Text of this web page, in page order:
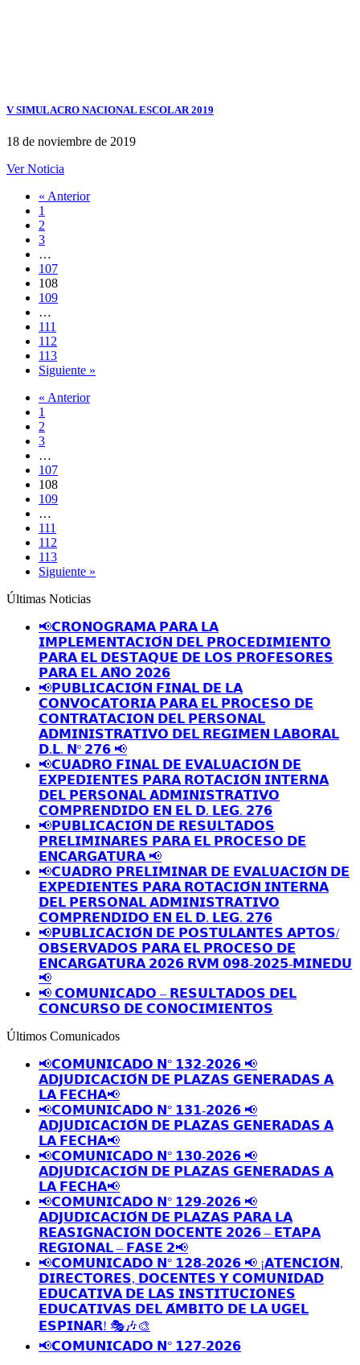
V SIMULACRO NACIONAL ESCOLAR 2019
18 de noviembre de 2019
Ver Noticia
« Anterior
1
2
3
…
107
108
109
…
111
112
113
Siguiente »
« Anterior
1
2
3
…
107
108
109
…
111
112
113
Siguiente »
Últimas Noticias
📢𝗖𝗥𝗢𝗡𝗢𝗚𝗥𝗔𝗠𝗔 𝗣𝗔𝗥𝗔 𝗟𝗔
𝗜𝗠𝗣𝗟𝗘𝗠𝗘𝗡𝗧𝗔𝗖𝗜𝗢́𝗡 𝗗𝗘𝗟 𝗣𝗥𝗢𝗖𝗘𝗗𝗜𝗠𝗜𝗘𝗡𝗧𝗢
𝗣𝗔𝗥𝗔 𝗘𝗟 𝗗𝗘𝗦𝗧𝗔𝗤𝗨𝗘 𝗗𝗘 𝗟𝗢𝗦 𝗣𝗥𝗢𝗙𝗘𝗦𝗢𝗥𝗘𝗦
𝗣𝗔𝗥𝗔 𝗘𝗟 𝗔𝗡̃𝗢 𝟮𝟬𝟮𝟲
📢𝗣𝗨𝗕𝗟𝗜𝗖𝗔𝗖𝗜𝗢́𝗡 𝗙𝗜𝗡𝗔𝗟 𝗗𝗘 𝗟𝗔
𝗖𝗢𝗡𝗩𝗢𝗖𝗔𝗧𝗢𝗥𝗜𝗔 𝗣𝗔𝗥𝗔 𝗘𝗟 𝗣𝗥𝗢𝗖𝗘𝗦𝗢 𝗗𝗘
𝗖𝗢𝗡𝗧𝗥𝗔𝗧𝗔𝗖𝗜𝗢𝗡 𝗗𝗘𝗟 𝗣𝗘𝗥𝗦𝗢𝗡𝗔𝗟
𝗔𝗗𝗠𝗜𝗡𝗜𝗦𝗧𝗥𝗔𝗧𝗜𝗩𝗢 𝗗𝗘𝗟 𝗥𝗘𝗚𝗜𝗠𝗘𝗡 𝗟𝗔𝗕𝗢𝗥𝗔𝗟
𝗗.𝗟. 𝗡º 𝟮𝟳𝟲 📢
📢𝗖𝗨𝗔𝗗𝗥𝗢 𝗙𝗜𝗡𝗔𝗟 𝗗𝗘 𝗘𝗩𝗔𝗟𝗨𝗔𝗖𝗜𝗢́𝗡 𝗗𝗘
𝗘𝗫𝗣𝗘𝗗𝗜𝗘𝗡𝗧𝗘𝗦 𝗣𝗔𝗥𝗔 𝗥𝗢𝗧𝗔𝗖𝗜𝗢́𝗡 𝗜𝗡𝗧𝗘𝗥𝗡𝗔
𝗗𝗘𝗟 𝗣𝗘𝗥𝗦𝗢𝗡𝗔𝗟 𝗔𝗗𝗠𝗜𝗡𝗜𝗦𝗧𝗥𝗔𝗧𝗜𝗩𝗢
𝗖𝗢𝗠𝗣𝗥𝗘𝗡𝗗𝗜𝗗𝗢 𝗘𝗡 𝗘𝗟 𝗗. 𝗟𝗘𝗚. 𝟮𝟳𝟲
📢𝗣𝗨𝗕𝗟𝗜𝗖𝗔𝗖𝗜𝗢́𝗡 𝗗𝗘 𝗥𝗘𝗦𝗨𝗟𝗧𝗔𝗗𝗢𝗦
𝗣𝗥𝗘𝗟𝗜𝗠𝗜𝗡𝗔𝗥𝗘𝗦 𝗣𝗔𝗥𝗔 𝗘𝗟 𝗣𝗥𝗢𝗖𝗘𝗦𝗢 𝗗𝗘
𝗘𝗡𝗖𝗔𝗥𝗚𝗔𝗧𝗨𝗥𝗔 📢
📢𝗖𝗨𝗔𝗗𝗥𝗢 𝗣𝗥𝗘𝗟𝗜𝗠𝗜𝗡𝗔𝗥 𝗗𝗘 𝗘𝗩𝗔𝗟𝗨𝗔𝗖𝗜𝗢́𝗡 𝗗𝗘
𝗘𝗫𝗣𝗘𝗗𝗜𝗘𝗡𝗧𝗘𝗦 𝗣𝗔𝗥𝗔 𝗥𝗢𝗧𝗔𝗖𝗜𝗢́𝗡 𝗜𝗡𝗧𝗘𝗥𝗡𝗔
𝗗𝗘𝗟 𝗣𝗘𝗥𝗦𝗢𝗡𝗔𝗟 𝗔𝗗𝗠𝗜𝗡𝗜𝗦𝗧𝗥𝗔𝗧𝗜𝗩𝗢
𝗖𝗢𝗠𝗣𝗥𝗘𝗡𝗗𝗜𝗗𝗢 𝗘𝗡 𝗘𝗟 𝗗. 𝗟𝗘𝗚. 𝟮𝟳𝟲
📢𝗣𝗨𝗕𝗟𝗜𝗖𝗔𝗖𝗜𝗢́𝗡 𝗗𝗘 𝗣𝗢𝗦𝗧𝗨𝗟𝗔𝗡𝗧𝗘𝗦 𝗔𝗣𝗧𝗢𝗦/
𝗢𝗕𝗦𝗘𝗥𝗩𝗔𝗗𝗢𝗦 𝗣𝗔𝗥𝗔 𝗘𝗟 𝗣𝗥𝗢𝗖𝗘𝗦𝗢 𝗗𝗘
𝗘𝗡𝗖𝗔𝗥𝗚𝗔𝗧𝗨𝗥𝗔 𝟮𝟬𝟮𝟲 𝗥𝗩𝗠 𝟬𝟵𝟴-𝟮𝟬𝟮𝟱-𝗠𝗜𝗡𝗘𝗗𝗨
📢
📢 𝗖𝗢𝗠𝗨𝗡𝗜𝗖𝗔𝗗𝗢 – 𝗥𝗘𝗦𝗨𝗟𝗧𝗔𝗗𝗢𝗦 𝗗𝗘𝗟
𝗖𝗢𝗡𝗖𝗨𝗥𝗦𝗢 𝗗𝗘 𝗖𝗢𝗡𝗢𝗖𝗜𝗠𝗜𝗘𝗡𝗧𝗢𝗦
Últimos Comunicados
📢𝗖𝗢𝗠𝗨𝗡𝗜𝗖𝗔𝗗𝗢 𝗡° 𝟭𝟯𝟮-𝟮𝟬𝟮𝟲 📢
𝗔𝗗𝗝𝗨𝗗𝗜𝗖𝗔𝗖𝗜𝗢́𝗡 𝗗𝗘 𝗣𝗟𝗔𝗭𝗔𝗦 𝗚𝗘𝗡𝗘𝗥𝗔𝗗𝗔𝗦 𝗔
𝗟𝗔 𝗙𝗘𝗖𝗛𝗔📢
📢𝗖𝗢𝗠𝗨𝗡𝗜𝗖𝗔𝗗𝗢 𝗡° 𝟭𝟯𝟭-𝟮𝟬𝟮𝟲 📢
𝗔𝗗𝗝𝗨𝗗𝗜𝗖𝗔𝗖𝗜𝗢́𝗡 𝗗𝗘 𝗣𝗟𝗔𝗭𝗔𝗦 𝗚𝗘𝗡𝗘𝗥𝗔𝗗𝗔𝗦 𝗔
𝗟𝗔 𝗙𝗘𝗖𝗛𝗔📢
📢𝗖𝗢𝗠𝗨𝗡𝗜𝗖𝗔𝗗𝗢 𝗡° 𝟭𝟯𝟬-𝟮𝟬𝟮𝟲 📢
𝗔𝗗𝗝𝗨𝗗𝗜𝗖𝗔𝗖𝗜𝗢́𝗡 𝗗𝗘 𝗣𝗟𝗔𝗭𝗔𝗦 𝗚𝗘𝗡𝗘𝗥𝗔𝗗𝗔𝗦 𝗔
𝗟𝗔 𝗙𝗘𝗖𝗛𝗔📢
📢𝗖𝗢𝗠𝗨𝗡𝗜𝗖𝗔𝗗𝗢 𝗡° 𝟭𝟮𝟵-𝟮𝟬𝟮𝟲 📢
𝗔𝗗𝗝𝗨𝗗𝗜𝗖𝗔𝗖𝗜𝗢́𝗡 𝗗𝗘 𝗣𝗟𝗔𝗭𝗔𝗦 𝗣𝗔𝗥𝗔 𝗟𝗔
𝗥𝗘𝗔𝗦𝗜𝗚𝗡𝗔𝗖𝗜𝗢́𝗡 𝗗𝗢𝗖𝗘𝗡𝗧𝗘 𝟮𝟬𝟮𝟲 – 𝗘𝗧𝗔𝗣𝗔
𝗥𝗘𝗚𝗜𝗢𝗡𝗔𝗟 – 𝗙𝗔𝗦𝗘 𝟮📢
📢𝗖𝗢𝗠𝗨𝗡𝗜𝗖𝗔𝗗𝗢 𝗡° 𝟭𝟮𝟴-𝟮𝟬𝟮𝟲 📢 ¡𝗔𝗧𝗘𝗡𝗖𝗜𝗢́𝗡,
𝗗𝗜𝗥𝗘𝗖𝗧𝗢𝗥𝗘𝗦, 𝗗𝗢𝗖𝗘𝗡𝗧𝗘𝗦 𝗬 𝗖𝗢𝗠𝗨𝗡𝗜𝗗𝗔𝗗
𝗘𝗗𝗨𝗖𝗔𝗧𝗜𝗩𝗔 𝗗𝗘 𝗟𝗔𝗦 𝗜𝗡𝗦𝗧𝗜𝗧𝗨𝗖𝗜𝗢𝗡𝗘𝗦
𝗘𝗗𝗨𝗖𝗔𝗧𝗜𝗩𝗔𝗦 𝗗𝗘𝗟 𝗔́𝗠𝗕𝗜𝗧𝗢 𝗗𝗘 𝗟𝗔 𝗨𝗚𝗘𝗟
𝗘𝗦𝗣𝗜𝗡𝗔𝗥! 🎭🎶🎨
📢𝗖𝗢𝗠𝗨𝗡𝗜𝗖𝗔𝗗𝗢 𝗡° 𝟭𝟮𝟳-𝟮𝟬𝟮𝟲